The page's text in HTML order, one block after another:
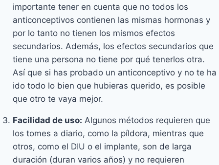
importante tener en cuenta que no todos los
anticonceptivos contienen las mismas hormonas y
por lo tanto no tienen los mismos efectos
secundarios. Además, los efectos secundarios que
tiene una persona no tiene por qué tenerlos otra.
Así que si has probado un anticonceptivo y no te ha
ido todo lo bien que hubieras querido, es posible
que otro te vaya mejor.
Facilidad de uso: Algunos métodos requieren que
los tomes a diario, como la píldora, mientras que
otros, como el DIU o el implante, son de larga
duración (duran varios años) y no requieren